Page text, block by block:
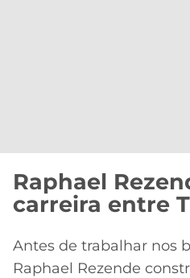
Raphael
carreira entre
Antes de trabalhar nos
Raphael Rezende